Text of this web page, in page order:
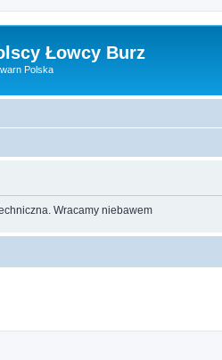
Łowcy Burz
Polska
Wracamy niebawem